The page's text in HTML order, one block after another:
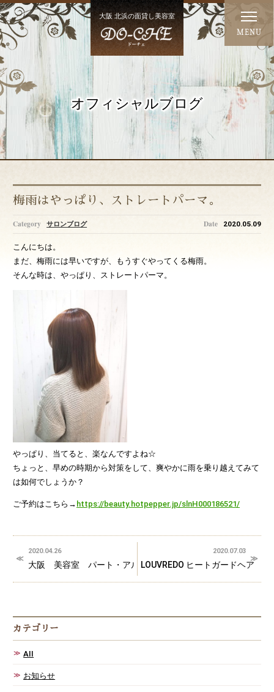
大阪 北浜の面貸し美容室
オフィシャルブログ
MENU
梅雨はやっぱり、ストレートパーマ。
2020.05.09
サロンブログ
こんにちは。
まだ、梅雨には早いですが、もうすぐやってくる梅雨。
そんな時は、やっぱり、ストレートパーマ。
やっぱり、当てると、楽なんですよね☆
ちょっと、早めの時期から対策をして、爽やかに雨を乗り越えてみて
は如何でしょうか？
ご予約はこちら→ https://beauty.hotpepper.jp/slnH000186521/
2020.04.26
大阪 美容室 パート・アルバイト
2020.07.03
LOUVREDO ヒートガードヘア
カテゴリー
AII
お知らせ